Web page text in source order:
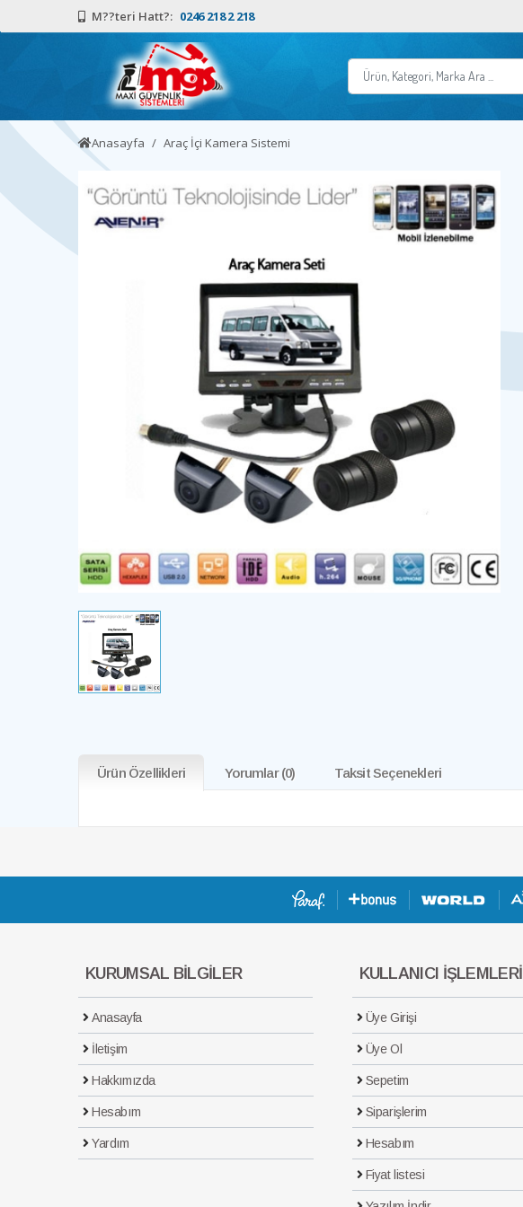
M??teri Hatt?: 0246 218 2 218
Anasayfa Araç İçi Kamera Sistemi
Ürün Özellikleri Yorumlar(0) Taksit Seçenekleri
KURUMSAL BİLGİLER
Anasayfa
İletişim
Hakkımızda
Hesabım
Yardım
KULLANICI İŞLEMLERİ
Üye Girişi
Üye Ol
Sepetim
Siparişlerim
Hesabım
Fiyat listesi